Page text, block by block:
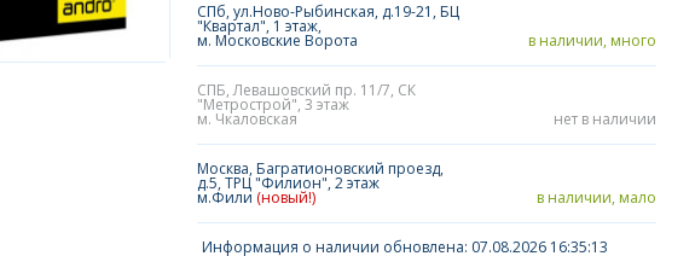
СПб, ул.Ново-Рыбинская, д.19-21, БЦ
"Квартал", 1 этаж,
м. Московские Ворота в наличии, много
СПБ, Левашовский пр. 11/7, СК
"Метрострой", 3 этаж
м. Чкаловская нет в наличии
Москва, Багратионовский проезд,
д.5, ТРЦ "Филион", 2 этаж
м.Фили (новый!) в наличии, мало
Информация о наличии обновлена: 07.08.2026 16:35:13